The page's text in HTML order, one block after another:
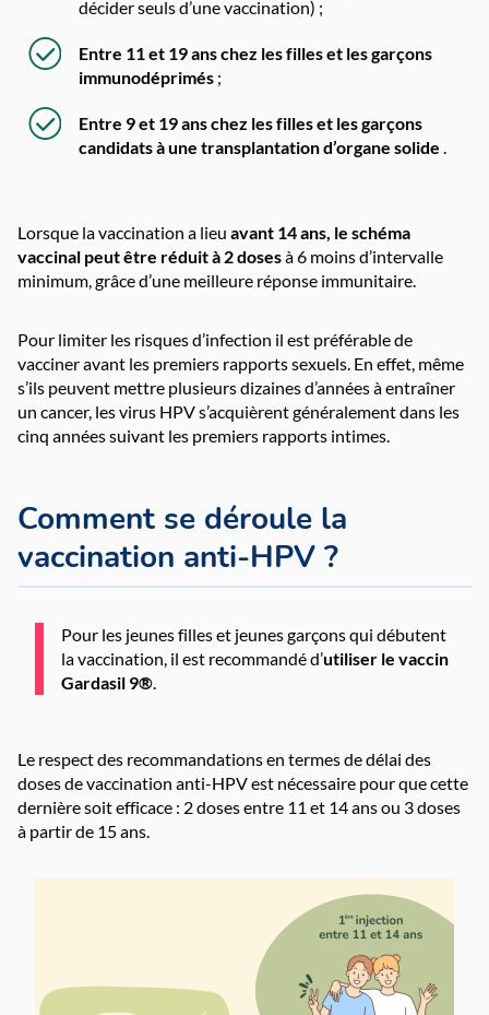
décider seuls d’une vaccination) ;
Entre 11 et 19 ans chez les filles et les garçons
immunodéprimés ;
Entre 9 et 19 ans chez les filles et les garçons
candidats à une transplantation d’organe solide .
Lorsque la vaccination a lieu avant 14 ans, le schéma
vaccinal peut être réduit à 2 dosesà 6 moins d’intervalle
minimum, grâce d’une meilleure réponse immunitaire.
Pour limiter les risques d’infection il est préférable de
vacciner avant les premiers rapports sexuels. En effet, même
s’ils peuvent mettre plusieurs dizaines d’années à entraîner
un cancer, les virus HPV s’acquièrent généralement dans les
cinq années suivant les premiers rapports intimes.
Comment se déroule la
vaccination anti-HPV ?
Pour les jeunes filles et jeunes garçons qui débutent
la vaccination, il est recommandé d’utiliser le vaccin
Gardasil 9®.
Le respect des recommandations en termes de délai des
doses de vaccination anti-HPV est nécessaire pour que cette
dernière soit efficace : 2 doses entre 11 et 14 ans ou 3 doses
à partir de 15 ans.